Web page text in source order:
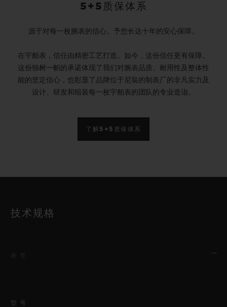
5+5质保体系
源于对每一枚腕表的信心。予您长达十年的安心保障。
在宇舶表，信任由精密工艺打造。如今，这份信任更有保障。
这份独树一帜的承诺体现了我们对腕表品质、耐用性及整体性
能的坚定信心，也彰显了品牌位于尼翁的制表厂的非凡实力及
设计、研发和组装每一枚宇舶表的团队的专业造诣。
了解5+5质保体系
技术规格
型号